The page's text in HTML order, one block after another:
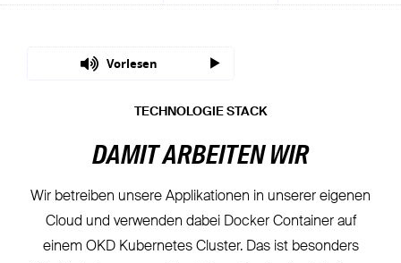
Vorlesen
TECHNOLOGIE STACK
DAMIT ARBEITEN WIR
Wir betreiben unsere Applikationen in unserer eigenen
Cloud und verwenden dabei Docker Container auf
einem OKD Kubernetes Cluster. Das ist besonders